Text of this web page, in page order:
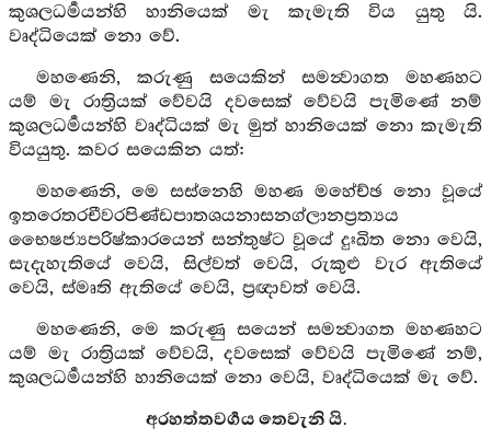
කුශලධර්‍මයන්හි හානියෙක් මැ කැමැති විය යුතු යි.
වෘද්ධියෙක් නො වේ.
මහණෙනි, කරුණු සයෙකින් සමන්‍වාගත මහණහට
යම් මැ රාත්‍රියක් වේවයි දවසෙක් වේවයි පැමිණේ නම්
කුශලධර්‍මයන්හි වෘද්ධියක් මැ මුත් හානියෙක් නො කැමැති
වියයුතු. කවර සයෙකින යත්:
මහණෙනි, මෙ සස්නෙහි මහණ මහේච්ඡ නො වූයේ
ඉතරෙතරචීවරපිණ්ඩපාතශයනාසනග්ලානප්‍රත්‍යය
භෛෂජ්‍යපරිෂ්කාරයෙන් සන්තුෂ්ට වූයේ දුඃඛිත නො වෙයි,
සැදැහැතියේ වෙයි, සිල්වත් වෙයි, රුකුළු වැර ඇතියේ
වෙයි, ස්මෘති ඇතියේ වෙයි, ප්‍රඥාවත් වෙයි.
මහණෙනි, මෙ කරුණු සයෙන් සමන්‍වාගත මහණහට
යම් මැ රාත්‍රියක් වේවයි, දවසෙක් වේවයි පැමිණේ නම්,
කුශලධර්‍මයන්හි හානියෙක් නො වෙයි, වෘද්ධියෙක් මැ වේ.
අරහත්තවර්‍ගය තෙවැනි යි.